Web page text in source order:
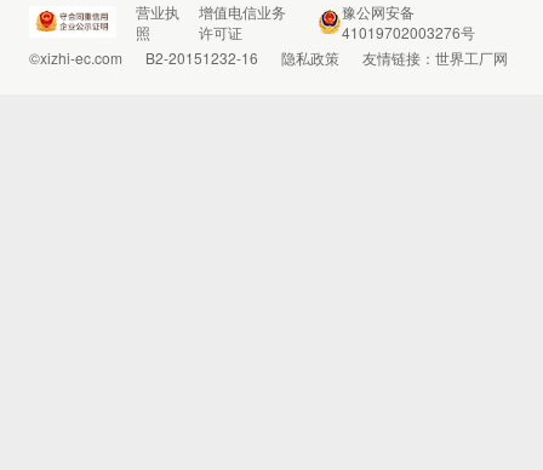
营业执
照
增值电信业务
许可证
豫公网安备
41019702003276号
©xizhi-ec.com
B2-20151232-16 隐私政策 友情链接： 世界工厂网